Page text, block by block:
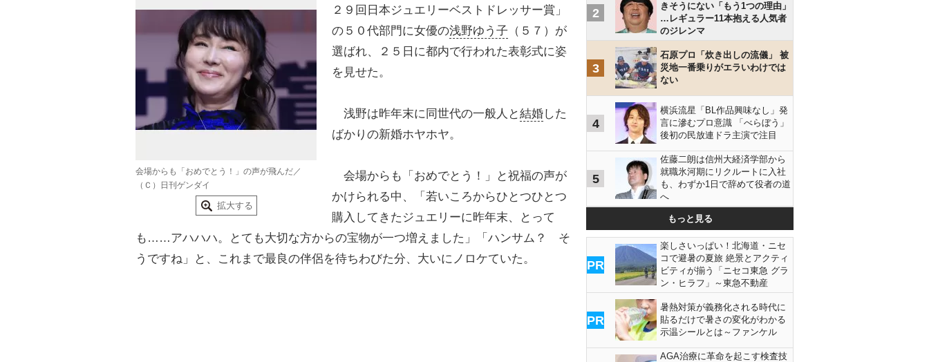
会場からも「おめでとう！」の声が飛んだ／
（Ｃ）日刊ゲンダイ
拡大する
２９回日本ジュエリーベストドレッサー賞」
の５０代部門に女優の浅野ゆう子 （５７）が
選ばれ、２５日に都内で行われた表彰式に姿
を見せた。
浅野は昨年末に同世代の一般人と結婚した
ばかりの新婚ホヤホヤ。
会場からも「おめでとう！」と祝福の声が
かけられる中、「若いころからひとつひとつ
購入してきたジュエリーに昨年末、とって
も……アハハハ。とても大切な方からの宝物が一つ増えました」「ハンサム？ そ
うですね」と、これまで最良の伴侶を待ちわびた分、大いにノロケていた。
2
きそうにない「もう1つの理由」
…レギュラー11本抱える人気者
のジレンマ
3
石原プロ「炊き出しの流儀」 被
災地一番乗りがエラいわけでは
ない
4
横浜流星「BL作品興味なし」発
言に滲むプロ意識 「べらぼう」
後初の民放連ドラ主演で注目
5
佐藤二朗は信州大経済学部から
就職氷河期にリクルートに入社
も、わずか1日で辞めて役者の道
へ
もっと見る
PR
楽しさいっぱい！北海道・ニセ
コで避暑の夏旅 絶景とアクティ
ビティが揃う「ニセコ東急 グラ
ン・ヒラフ」～東急不動産
PR
暑熱対策が義務化される時代に
貼るだけで暑さの変化がわかる
示温シールとは～ファンケル
AGA治療に革命を起こす検査技